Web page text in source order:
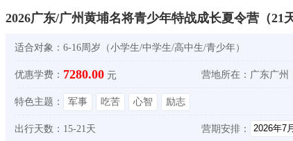
2026广东/广州黄埔名将青少年特战成长夏令营（21
适合对象： 6-16周岁（小学生/中学生/高中生/青少年）
优惠学费： 7280.00 元 营地所在： 广东广州
特色主题： 军事 吃苦 心智 励志
出行天数： 15-21天 营期安排：